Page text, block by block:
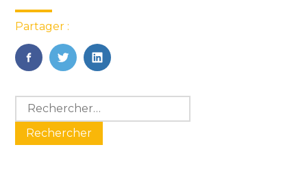
Partager :
FaceBook
TwitterLinkedIn
Blog
sidebar
Rechercher :